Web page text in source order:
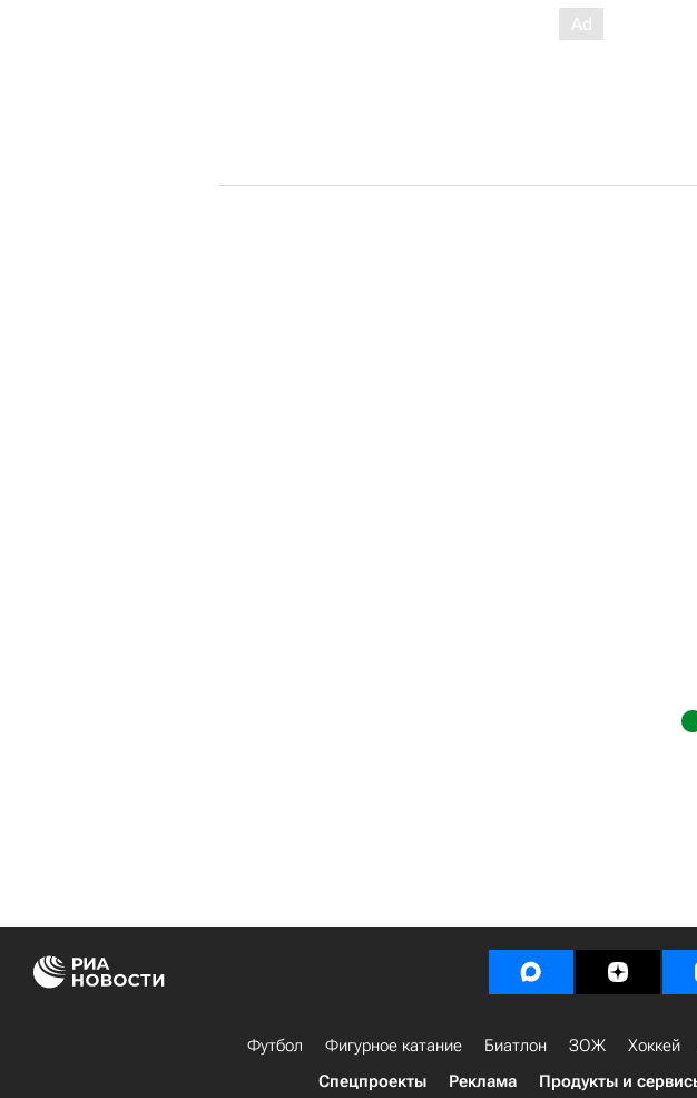
Футбол Фигурное катание Биатлон ЗОЖ Хоккей
Спецпроекты
Реклама Продукты и